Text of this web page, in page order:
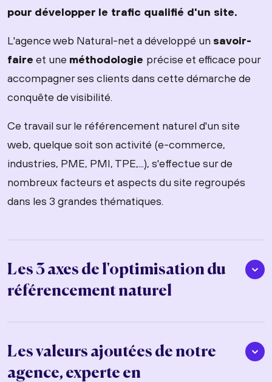
pour développer le trafic qualifié d'un site.
L'agence web Natural-net a développé un savoir-
faire et une méthodologie précise et efficace pour
accompagner ses clients dans cette démarche de
conquête de visibilité.
Ce travail sur le référencement naturel d'un site
web, quelque soit son activité (e-commerce,
industries, PME, PMI, TPE,...), s'effectue sur de
nombreux facteurs et aspects du site regroupés
dans les 3 grandes thématiques.
Les 3 axes de l'optimisation du
référencement naturel
Les valeurs ajoutées de notre
agence, experte en